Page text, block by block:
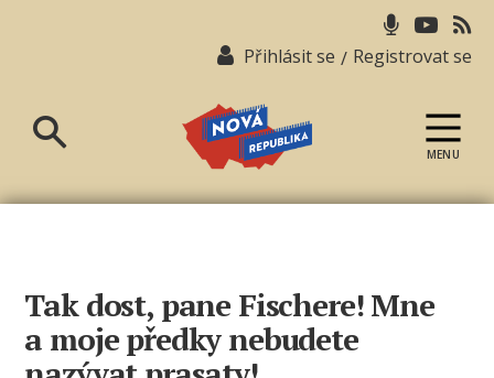
Přihlásit se / Registrovat se
republika
MENU
Tak dost, pane Fischere! Mne
a moje předky nebudete